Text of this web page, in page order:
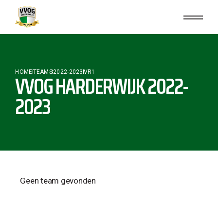
HOMETEAMS2022-2023 VR1
VVOG HARDERWIJK 2022-
2023
Geen team gevonden